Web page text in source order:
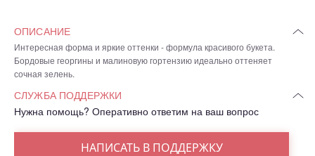
ОПИСАНИЕ
Интересная форма и яркие оттенки - формула красивого букета.
Бордовые георгины и малиновую гортензию идеально оттеняет
сочная зелень.
СЛУЖБА ПОДДЕРЖКИ
Нужна помощь? Оперативно ответим на ваш вопрос
НАПИСАТЬ В ПОДДЕРЖКУ